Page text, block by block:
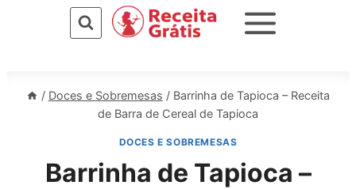
/ Doces e Sobremesas / Barrinha de Tapioca – Receita
de Barra de Cereal de Tapioca
DOCES E SOBREMESAS
Barrinha de Tapioca –